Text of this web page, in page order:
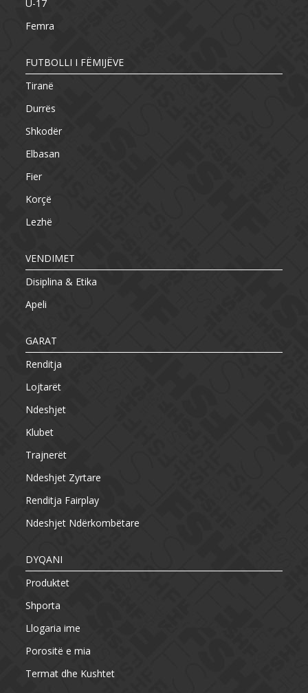
U-17
Femra
FUTBOLLI I FËMIJËVE
Tiranë
Durrës
Shkodër
Elbasan
Fier
Korçë
Lezhë
VENDIMET
Disiplina & Etika
Apeli
GARAT
Renditja
Lojtarët
Ndeshjet
Klubet
Trajnerët
Ndeshjet Zyrtare
Renditja Fairplay
Ndeshjet Ndërkombëtare
DYQANI
Produktet
Shporta
Llogaria ime
Porositë e mia
Termat dhe Kushtet